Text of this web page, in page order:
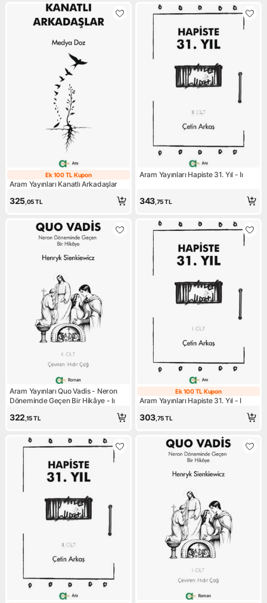
Ek 100 TL Kupon
Ek 100 TL Kupon
Aram Yayınları Kanatlı Arkadaşlar
325,05TL
Aram Yayınları Hapiste 31. Yıl - Iı
343,75TL
Aram Yayınları Quo Vadis - Neron
Döneminde Geçen Bir Hikâye - Iı
322 ,15TL
Ek 100 TL
Ek 100 TL Kupon
Aram Yayınları Hapiste 31. Yıl - I
303,75TL